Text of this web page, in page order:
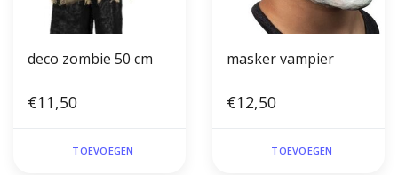
deco zombie 50 cm
€11,50
TOEVOEGEN
masker vampier
€12,50
TOEVOEGEN